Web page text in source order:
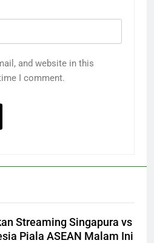
and website in this
I comment.
Streaming Singapura vs
Piala ASEAN Malam Ini